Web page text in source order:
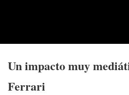
Un impacto muy
Ferrari